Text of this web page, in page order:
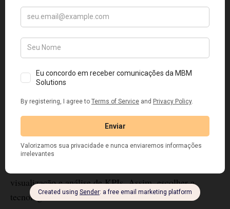
4. Acuracidade do inventário e erros no armazém
Acuracidade baixa normalmente é causada por
processos manuais, entrada de dados incorreta ou layout
contagens cíclicas e tecnologia de captura automática
(por exemplo, leitores de código de barras).
Ferramentas e tecnologias para
medir KPIs
visualização e análise de KPIs. Assim, escolher a
tecnologia certa acelera tomada de decisão.